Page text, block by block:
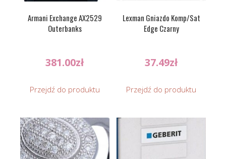
Armani Exchange AX2529
Outerbanks
381.00zł
Przejdź do produktu
Lexman Gniazdo Komp/Sat
Edge Czarny
37.49zł
Przejdź do produktu